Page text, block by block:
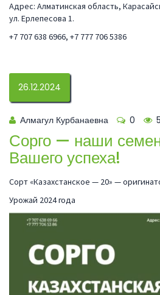
Адрес: Алматинская область,
ул. Ерлепесова 1.
+7 707 638 6966, +7 777 706 5386
26.12.2024
Алмагул Курбанаевна 0
Сорго — наши
Вашего успеха!
Сорт «Казахстанское — 20» —
Урожай 2024 года